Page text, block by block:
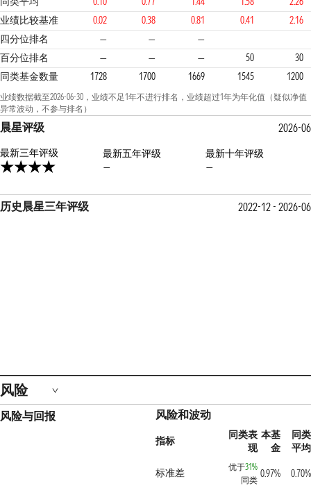
业绩比较基准
0.02 0.38 0.81 0.41
2.16
四分位排名
— — —
3 2 1
百分位排名 — — — 50
30
同类基金数量
1728 1700 1669 1545 1200
业绩数据截至2026-06-30，业绩不足1年不进行排名，业绩超过1年为年化值（疑似净值
异常波动，不参与排名）
晨星评级 2026-06
最新三年评级
最新五年评级
—
最新十年评级
—
历史晨星三年评级 2022-12 - 2026-06
风险
风险与回报 风险和波动
指标
同类表
现
本基
金
同类
平均
标准差
优于31%
同类
0.97% 0.70%